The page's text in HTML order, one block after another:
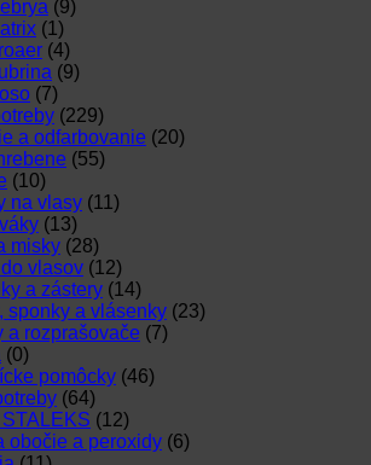
(9)
(1)
(4)
(9)
(7)
(229)
a odfarbovanie (20)
(55)
(10)
na vlasy (11)
(13)
misky (28)
vlasov (12)
a zástery (14)
sponky a vlásenky (23)
a rozprašovače (7)
(0)
pomôcky (46)
(64)
(12)
obočie a peroxidy (6)